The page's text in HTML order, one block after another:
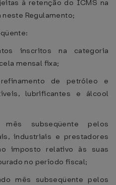
à retenção do ICMS na
Regulamento;
inscritos na categoria
mensal fixa;
de petróleo e
lubrificantes e álcool
subseqüente pelos
industriais e prestadores
imposto relativo às suas
no período fiscal;
mês subseqüente pelos